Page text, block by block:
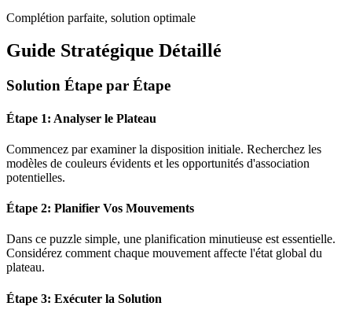
Complétion parfaite, solution optimale
Guide Stratégique Détaillé
Solution Étape par Étape
Étape 1: Analyser le Plateau
Commencez par examiner la disposition initiale. Recherchez les
modèles de couleurs évidents et les opportunités d'association
potentielles.
Étape 2: Planifier Vos Mouvements
Dans ce puzzle simple, une planification minutieuse est essentielle.
Considérez comment chaque mouvement affecte l'état global du
plateau.
Étape 3: Exécuter la Solution